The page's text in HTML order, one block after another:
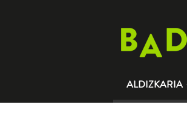
ALDIZKARIA